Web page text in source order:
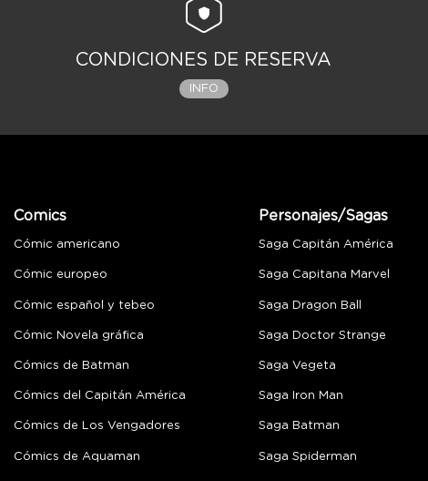
CONDICIONES DE RESERVA
INFO
Comics
Cómic americano
Cómic europeo
Cómic español y tebeo
Cómic Novela gráfica
Cómics de Batman
Cómics del Capitán América
Cómics de Los Vengadores
Cómics de Aquaman
Personajes/Sagas
Saga Capitán América
Saga Capitana Marvel
Saga Dragon Ball
Saga Doctor Strange
Saga Vegeta
Saga Iron Man
Saga Batman
Saga Spiderman